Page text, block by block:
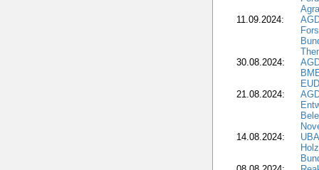
11.09.2024:
30.08.2024:
21.08.2024:
14.08.2024: